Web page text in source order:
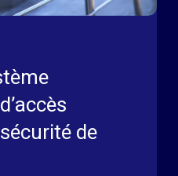
de